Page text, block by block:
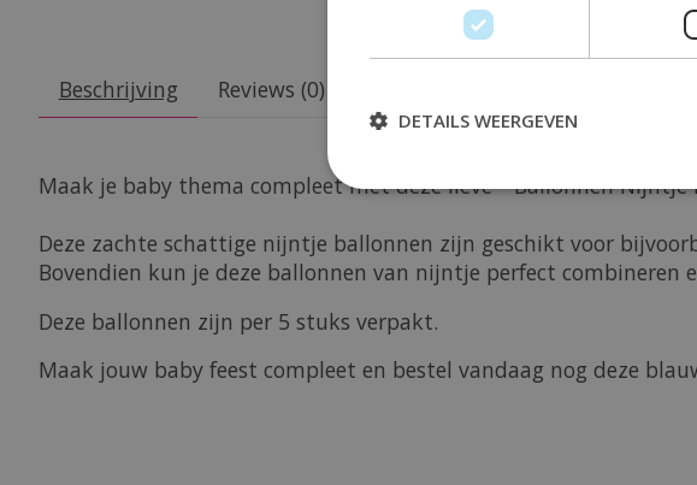
Beschrijving Reviews (0)
Maak je baby thema compleet met deze lieve '' Ballonnen Nijntje
Deze zachte schattige nijntje ballonnen zijn geschikt voor
Bovendien kun je deze ballonnen van nijntje perfect
Deze ballonnen zijn per 5 stuks verpakt.
Maak jouw baby feest compleet en bestel vandaag nog deze
DETAILS WEERGEVEN